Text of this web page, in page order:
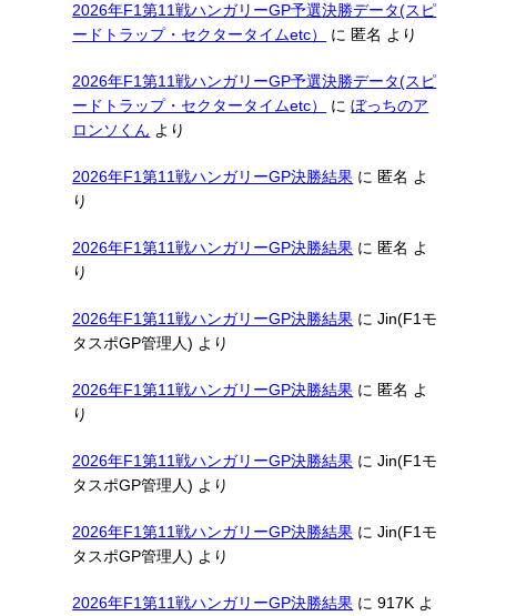
2026年F1第11戦ハンガリーGP予選決勝データ(スピ
ードトラップ・セクタータイムetc）
に 匿名 より
2026年F1第11戦ハンガリーGP予選決勝データ(スピ
ードトラップ・セクタータイムetc）
にぼっちのア
ロンソくん より
2026年F1第11戦ハンガリーGP決勝結果 に 匿名 よ
り
2026年F1第11戦ハンガリーGP決勝結果 に 匿名 よ
り
2026年F1第11戦ハンガリーGP決勝結果 にJin(F1モ
タスポGP管理人) より
2026年F1第11戦ハンガリーGP決勝結果 に 匿名 よ
り
2026年F1第11戦ハンガリーGP決勝結果 にJin(F1モ
タスポGP管理人) より
2026年F1第11戦ハンガリーGP決勝結果 にJin(F1モ
タスポGP管理人) より
2026年F1第11戦ハンガリーGP決勝結果 に917K よ